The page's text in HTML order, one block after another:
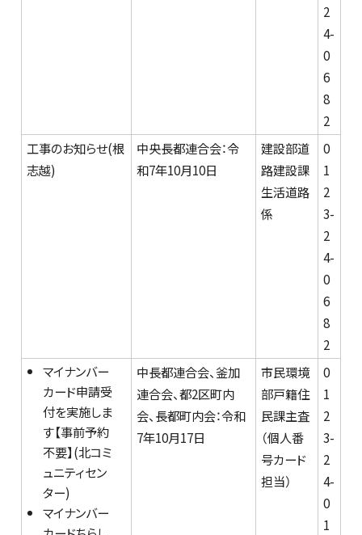
2
4-
0
6
8
2
工事のお知らせ(根
志越)
中央長都連合会：令
和7年10月10日
建設部道
路建設課
生活道路
係
0
1
2
3-
2
4-
0
6
8
2
マイナンバー
カード申請受
付を実施しま
す【事前予約
不要】(北コミ
ュニティセン
ター)
マイナンバー
中長都連合会、釜加
連合会、都2区町内
会、長都町内会：令和
7年10月17日
市民環境
部戸籍住
民課主査
（個人番
号カード
担当）
0
1
2
3-
2
4-
0
1